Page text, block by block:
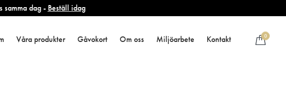
samma dag - Beställ idag
Våra produkter Gåvokort Om oss Miljöarbete Kontakt 0